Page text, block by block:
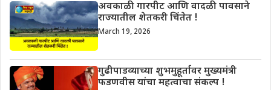
अवकाळी गारपीट आणि वादळी पावसाने
राज्यातील शेतकरी चिंतेत !
March 19, 2026
गुढीपाडव्याच्या शुभमुहूर्तावर मुख्यमंत्री
फडणवीस यांचा महत्वाचा संकल्प !